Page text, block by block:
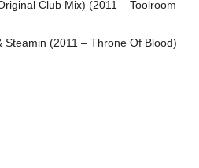
Club Mix) (2011 – Toolroom
Steamin (2011 – Throne Of Blood)